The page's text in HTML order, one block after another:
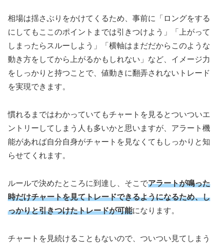
相場は揺さぶりをかけてくるため、事前に「ロングをする
にしてもここのポイントまでは引きつけよう」「上がって
しまったらスルーしよう」「横軸はまだだからこのような
動き方をしてから上がるかもしれない」など、イメージ力
をしっかりと持つことで、値動きに翻弄されないトレード
を実現できます。
慣れるまではわかっていてもチャートを見るとついついエ
ントリーしてしまう人も多いかと思いますが、アラート機
能があれば自分自身がチャートを見なくてもしっかりと知
らせてくれます。
ルールで決めたところに到達し、そこでアラートが鳴った
時だけチャートを見てトレードできるようになるため、し
っかりと引きつけたトレードが可能になります。
チャートを見続けることもないので、ついつい見てしまう